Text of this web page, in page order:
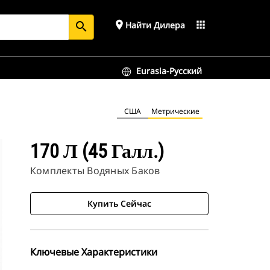
search place Найти Дилера apps
Eurasia-Русский
США Метрические
170 Л (45 Галл.)
Комплекты Водяных Баков
Купить Сейчас
Ключевые Характеристики